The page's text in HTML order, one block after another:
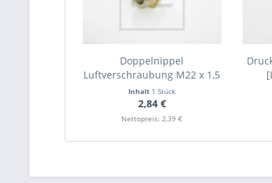
Doppelnippel
Luftverschraubung M22 x 1,5
L15
Inhalt 1 Stück
2,84 €
Nettopreis: 2,39 €